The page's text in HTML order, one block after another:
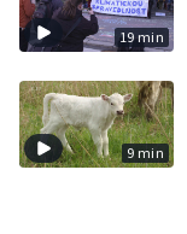
19 min
9 min